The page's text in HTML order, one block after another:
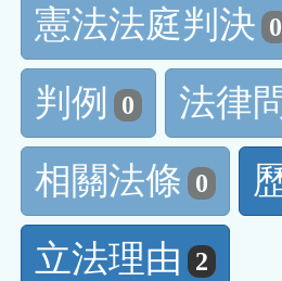
憲法法庭判決 0
判例
0 法律
相關法條 0
立法理由 2